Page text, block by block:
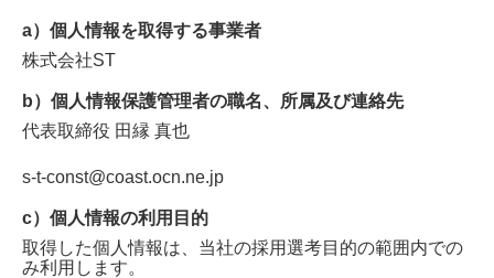
a）個人情報を取得する事業者
株式会社ST
b）個人情報保護管理者の職名、所属及び連絡先
代表取締役 田縁 真也
s-t-const@coast.ocn.ne.jp
c）個人情報の利用目的
取得した個人情報は、当社の採用選考目的の範囲内での
み利用します。